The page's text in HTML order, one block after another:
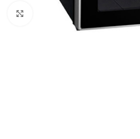
Clic para ampliar